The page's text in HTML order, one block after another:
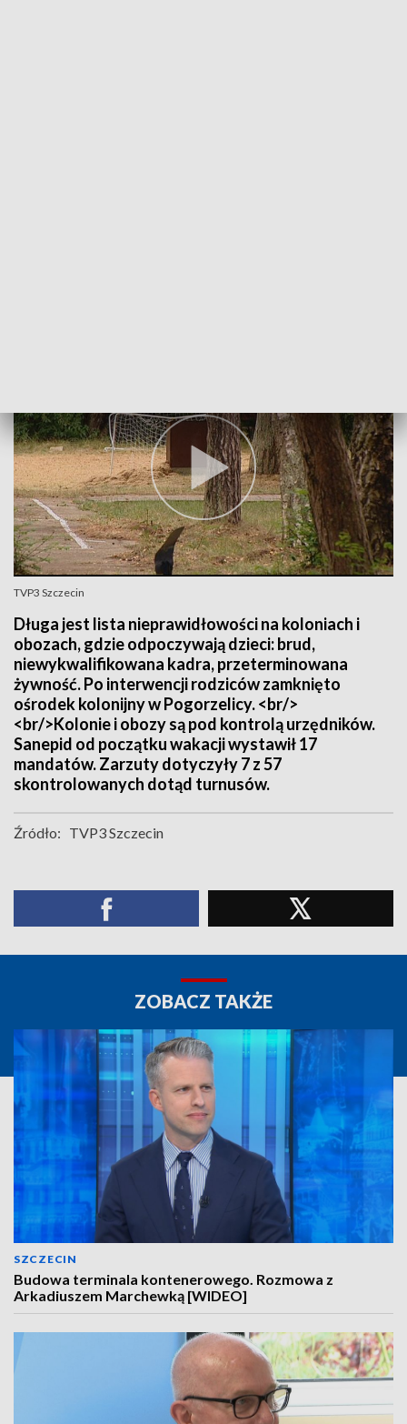
TVP3 Szczecin
Długa jest lista nieprawidłowości na koloniach i
obozach, gdzie odpoczywają dzieci: brud,
niewykwalifikowana kadra, przeterminowana
żywność. Po interwencji rodziców zamknięto
ośrodek kolonijny w Pogorzelicy. <br/>
<br/>Kolonie i obozy są pod kontrolą urzędników.
Sanepid od początku wakacji wystawił 17
mandatów. Zarzuty dotyczyły 7 z 57
skontrolowanych dotąd turnusów.
Źródło: TVP3 Szczecin
ZOBACZ TAKŻE
SZCZECIN
Budowa terminala kontenerowego. Rozmowa z
Arkadiuszem Marchewką [WIDEO]